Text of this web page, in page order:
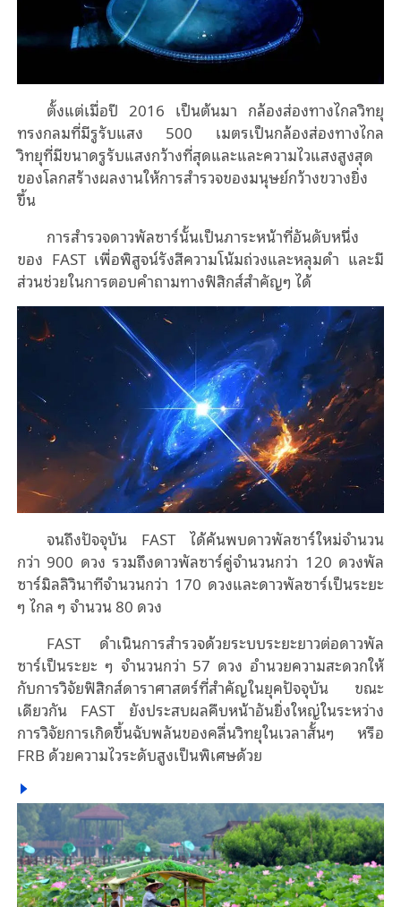
ตั้งแต่เมื่อปี 2016 เป็นต้นมา กล้องส่องทางไกลวิทยุ
ทรงกลมที่มีรูรับแสง 500 เมตรเป็นกล้องส่องทางไกล
วิทยุที่มีขนาดรูรับแสงกว้างที่สุดและและความไวแสงสูงสุด
ของโลกสร้างผลงานให้การสำรวจของมนุษย์กว้างขวางยิ่ง
ขึ้น
การสำรวจดาวพัลซาร์นั้นเป็นภาระหน้าที่อันดับหนึ่ง
ของ FAST เพื่อพิสูจน์รังสีความโน้มถ่วงและหลุมดำ และมี
ส่วนช่วยในการตอบคำถามทางฟิสิกส์สำคัญๆ ได้
จนถึงปัจจุบัน FAST ได้ค้นพบดาวพัลซาร์ใหม่จำนวน
กว่า 900 ดวง รวมถึงดาวพัลซาร์คู่จำนวนกว่า 120 ดวงพัล
ซาร์มิลลิวินาทีจำนวนกว่า 170 ดวงและดาวพัลซาร์เป็นระยะ
ๆ ไกล ๆ จำนวน 80 ดวง
FAST ดำเนินการสำรวจด้วยระบบระยะยาวต่อดาวพัล
ซาร์เป็นระยะ ๆ จำนวนกว่า 57 ดวง อำนวยความสะดวกให้
กับการวิจัยฟิสิกส์ดาราศาสตร์ที่สำคัญในยุคปัจจุบัน ขณะ
เดียวกัน FAST ยังประสบผลคืบหน้าอันยิ่งใหญ่ในระหว่าง
การวิจัยการเกิดขึ้นฉับพลันของคลื่นวิทยุในเวลาสั้นๆ หรือ
FRB ด้วยความไวระดับสูงเป็นพิเศษด้วย